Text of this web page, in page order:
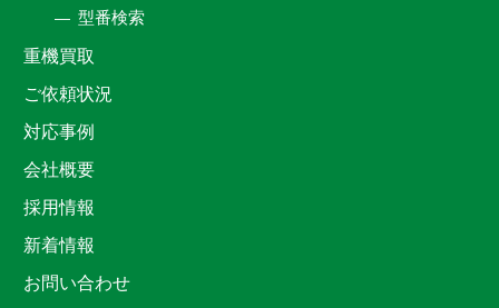
型番検索
重機買取
ご依頼状況
対応事例
会社概要
採用情報
新着情報
お問い合わせ